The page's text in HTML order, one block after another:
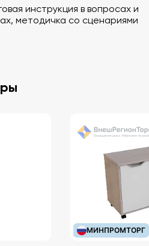
инструкция в вопросах и
методичка со сценариями
МИНПРОМТОРГ